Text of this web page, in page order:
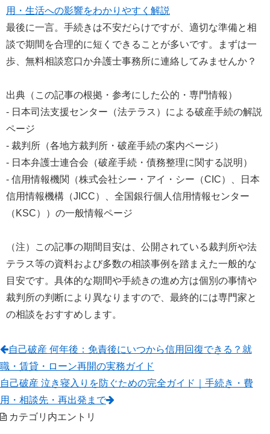
用・生活への影響をわかりやすく解説
最後に一言。手続きは不安だらけですが、適切な準備と相
談で期間を合理的に短くできることが多いです。まずは一
歩、無料相談窓口か弁護士事務所に連絡してみませんか？
出典（この記事の根拠・参考にした公的・専門情報）
- 日本司法支援センター（法テラス）による破産手続の解説
ページ
- 裁判所（各地方裁判所・破産手続の案内ページ）
- 日本弁護士連合会（破産手続・債務整理に関する説明）
- 信用情報機関（株式会社シー・アイ・シー（CIC）、日本
信用情報機構（JICC）、全国銀行個人信用情報センター
（KSC））の一般情報ページ
（注）この記事の期間目安は、公開されている裁判所や法
テラス等の資料および多数の相談事例を踏まえた一般的な
目安です。具体的な期間や手続きの進め方は個別の事情や
裁判所の判断により異なりますので、最終的には専門家と
の相談をおすすめします。
自己破産 何年後：免責後にいつから信用回復できる？就
職・賃貸・ローン再開の実務ガイド
自己破産 泣き寝入りを防ぐための完全ガイド｜手続き・費
用・相談先・再出発まで
カテゴリ内エントリ